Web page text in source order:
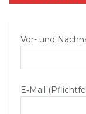
Vor- und
E‑Mail